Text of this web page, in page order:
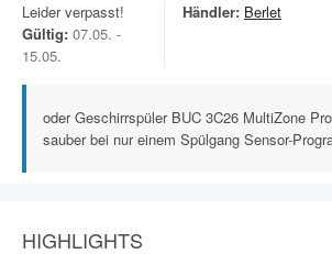
Leider verpasst!
Gültig: 07.05. -
15.05.
Händler: Berlet
oder Geschirrspüler BUC 3C26 MultiZone
sauber bei nur einem Spülgang Sensor-
HIGHLIGHTS